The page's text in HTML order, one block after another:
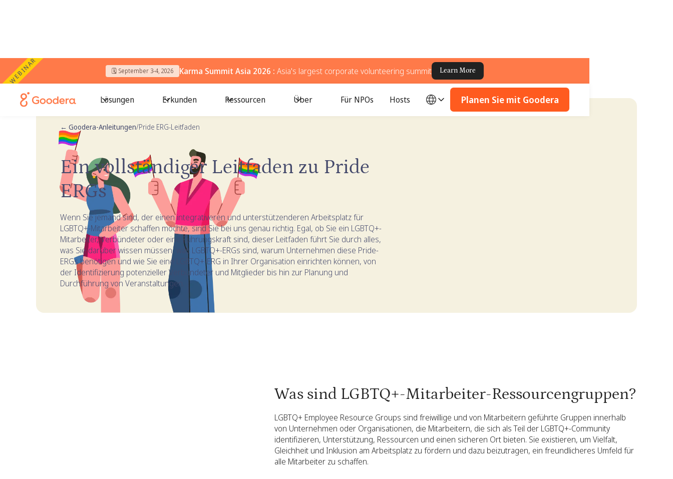
WEBINAR 🗓️ September 3-4, 2026 Karma Summit Asia 2026 : Asia's largest corporate volunteering summit Learn More
Lösungen Erkunden Ressourcen Über Für NPOs Hosts Planen Sie mit Goodera
← Goodera-Anleitungen/Pride ERG-Leitfaden
Ein vollständiger Leitfaden zu Pride
ERGs
Wenn Sie jemand sind, der einen integrativeren und unterstützenderen Arbeitsplatz für
LGBTQ+-Mitarbeiter schaffen möchte, sind Sie bei uns genau richtig. Egal, ob Sie ein LGBTQ+-
Mitarbeiter, Verbündeter oder eine Führungskraft sind, dieser Leitfaden führt Sie durch alles,
was Sie darüber wissen müssen, was LGBTQ+-ERGs sind, warum Unternehmen diese Pride-
ERGs benötigen und wie Sie eine LGBTQ+-ERG in Ihrer Organisation einrichten können, von
der Identifizierung potenzieller Verbündeter und Mitglieder bis hin zur Planung und
Durchführung von Veranstaltungen.
Was sind LGBTQ+-Mitarbeiter-Ressourcengruppen?
LGBTQ+ Employee Resource Groups sind freiwillige und von Mitarbeitern geführte Gruppen innerhalb
von Unternehmen oder Organisationen, die Mitarbeitern, die sich als Teil der LGBTQ+-Community
identifizieren, Unterstützung, Ressourcen und einen sicheren Ort bieten. Sie existieren, um Vielfalt,
Gleichheit und Inklusion am Arbeitsplatz zu fördern und dazu beizutragen, ein freundlicheres Umfeld für
alle Mitarbeiter zu schaffen.